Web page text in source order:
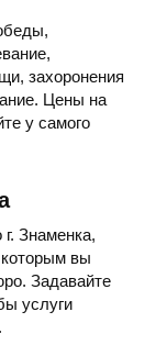
захоронения
Цены на
у самого
Знаменка,
вы
Задавайте
услуги